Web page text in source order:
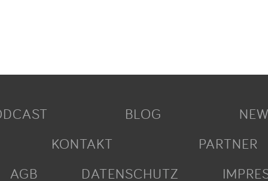
BLOG
KONTAKT
PARTNER
AGB
DATENSCHUTZ